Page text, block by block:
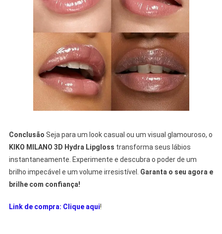
Conclusão Seja para um look casual ou um visual glamouroso, o
KIKO MILANO 3D Hydra Lipgloss transforma seus lábios
instantaneamente. Experimente e descubra o poder de um
brilho impecável e um volume irresistível. Garanta o seu agora e
brilhe com confiança!
Link de compra: Clique aqui!